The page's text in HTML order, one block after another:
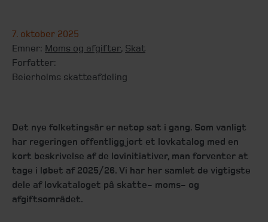
7. oktober 2025
Emner: Moms og afgifter, Skat
Forfatter:
Beierholms skatteafdeling
Det nye folketingsår er netop sat i gang. Som vanligt
har regeringen offentliggjort et lovkatalog med en
kort beskrivelse af de lovinitiativer, man forventer at
tage i løbet af 2025/26. Vi har her samlet de vigtigste
dele af lovkataloget på skatte- moms- og
afgiftsområdet.